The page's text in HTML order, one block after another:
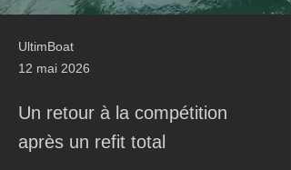
UltimBoat
12 mai 2026
Un retour à la compétition
après un refit total